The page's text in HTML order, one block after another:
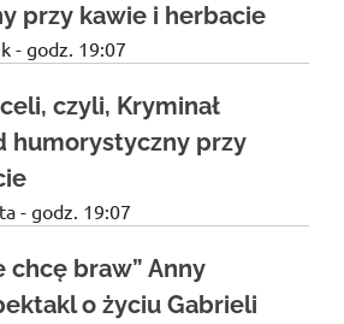
przy kawie i herbacie
- godz. 19:07
czyli, Kryminał
humorystyczny przy
- godz. 19:07
chcę braw” Anny
o życiu Gabrieli